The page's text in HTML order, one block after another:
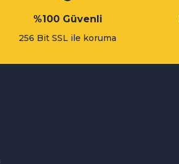
%100 Güvenli
256 Bit SSL ile koruma